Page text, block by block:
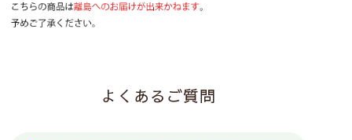
よくあるご質問